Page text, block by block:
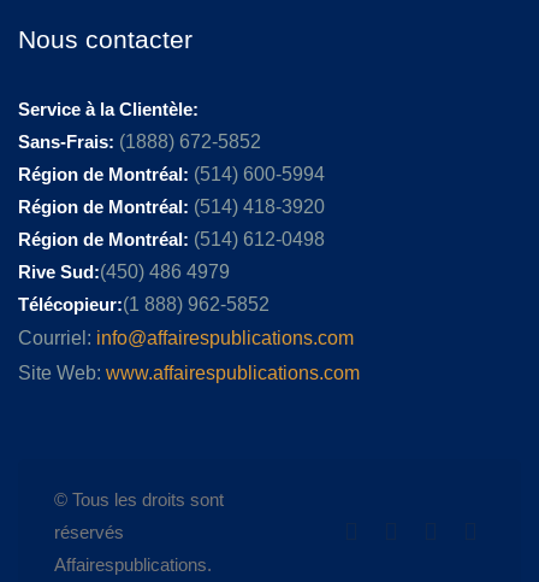
Nous contacter
Service à la Clientèle:
Sans-Frais: (1888) 672-5852
Région de Montréal: (514) 600-5994
Région de Montréal: (514) 418-3920
Région de Montréal: (514) 612-0498
Rive Sud:(450) 486 4979
Télécopieur:(1 888) 962-5852
Courriel: info@affairespublications.com
Site Web: www.affairespublications.com
© Tous les droits sont
réservés
Affairespublications.